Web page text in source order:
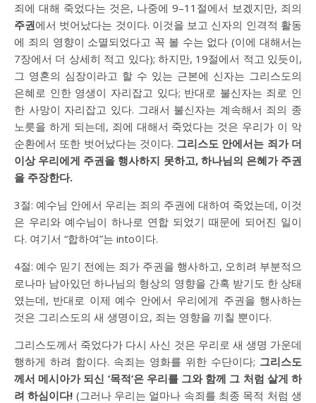
죄에 대해 죽었다는 것은, 나중에 9–11절에서 보겠지만, 죄의
주권에서 벗어났다는 것이다. 이것을 보고 신자의 인격적 활동
에 죄의 영향이 소멸되었다고 꼭 볼 수는 없다 (이에 대해서는
7장에서 더 상세히 적고 있다); 하지만, 19절에서 적고 있듯이,
그 영혼의 심장이라고 할 수 있는 근본에 신자는 그리스도의
은혜로 인한 영생이 자리잡고 있다; 반대로 불신자는 죄로 인
한 사망이 자리잡고 있다. 그래서 불신자는 계속해서 죄의 종
노릇을 하게 되는데, 죄에 대해서 죽었다는 것은 우리가 이 악
순환에서 또한 벗어났다는 것이다. 그리스도 안에서는 죄가 더
이상 우리에게 주권을 행사하지 못하고, 하나님의 은혜가 주권
을 주장한다.
3절: 예수님 안에서 우리는 죄의 주권에 대하여 죽었는데, 이것
은 우리와 예수님이 하나로 연합 되었기 때문에 되어진 일이
다. 여기서 “합하여”는 into이다.
4절: 예수 믿기 전에는 죄가 주권을 행사하고, 오히려 부분적으
로나마 남아있던 하나님의 형상의 영향을 간혹 받기도 한 상태
였는데, 반대로 이제 예수 안에서 우리에게 주권을 행사하는
것은 그리스도의 새 생명이요, 죄는 영향을 끼칠 뿐이다.
그리스도께서 죽었다가 다시 사신 것은 우리로 새 생명 가운데
행하게 하려 함이다. 속죄는 영화를 위한 수단이다; 그리스도
께서 메시아가 되신 ‘목적’은 우리를 그와 함께 그 처럼 살게 하
려 하심이다! (그러나 우리는 얼마나 속죄를 최종 목적 처럼 생